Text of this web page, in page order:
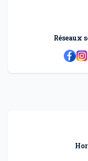
Réseaux